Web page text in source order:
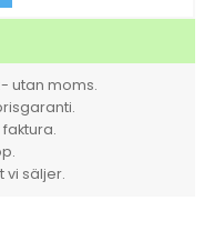
utan moms.
vi säljer.